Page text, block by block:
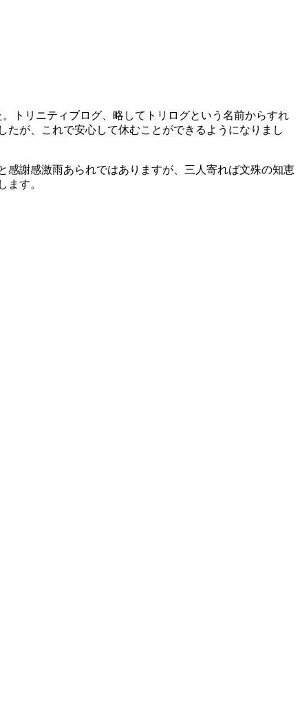
トリニティブログ、略してトリログという名前からすれ
が、これで安心して休むことができるようになりまし
謝感激雨あられではありますが、三人寄れば文殊の知恵
ます。